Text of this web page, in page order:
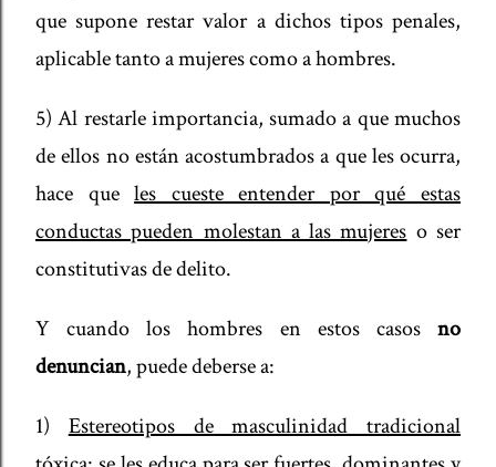
que supone restar valor a dichos tipos penales,
aplicable tanto a mujeres como a hombres.
5) Al restarle importancia, sumado a que muchos
de ellos no están acostumbrados a que les ocurra,
hace queles cueste entender por qué estas
conductas pueden molestan a las mujeres o ser
constitutivas de delito.
Y cuando los hombres en estos casos no
denuncian, puede deberse a:
1) Estereotipos de masculinidad tradicional